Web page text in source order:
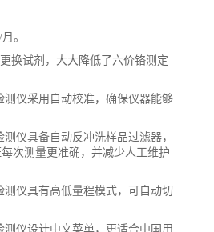
。
换试剂，大大降低了六价铬测定
测仪采用自动校准，确保仪器能够
仪具备自动反冲洗样品过滤器，
次测量更准确，并减少人工维护
仪具有高低量程模式，可自动切
仪设计中文菜单，更适合中国用